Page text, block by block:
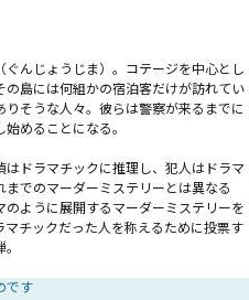
んじょうじま）。コテージを中心とし
島には何組かの宿泊客だけが訪れてい
そうな人々。彼らは警察が来るまでに
めることになる。
ドラマチックに推理し、犯人はドラマ
でのマーダーミステリーとは異なる
のように展開するマーダーミステリーを
チックだった人を称えるために投票す
です